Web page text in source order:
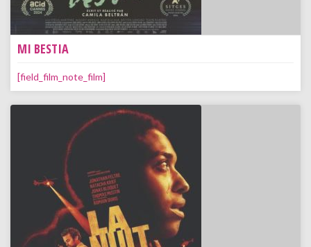
MI BESTIA
[field_film_note_film]